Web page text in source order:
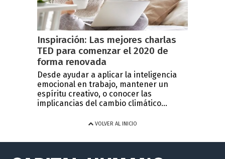
Inspiración: Las mejores charlas
TED para comenzar el 2020 de
forma renovada
Desde ayudar a aplicar la inteligencia
emocional en trabajo, mantener un
espíritu creativo, o conocer las
implicancias del cambio climático...
VOLVER AL INICIO